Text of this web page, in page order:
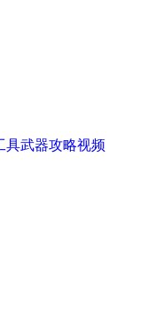
具武器攻略视频